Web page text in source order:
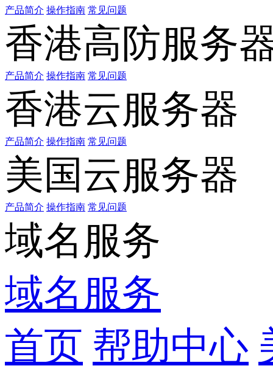
产品简介 操作指南 常见问题
香港高防服务
产品简介 操作指南 常见问题
香港云服务器
产品简介 操作指南 常见问题
美国云服务器
产品简介 操作指南 常见问题
域名服务
域名服务
首页 帮助中心